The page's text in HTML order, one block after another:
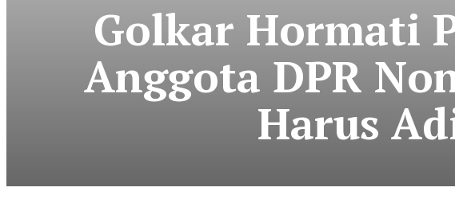
Golkar Hormati
Anggota DPR
Harus